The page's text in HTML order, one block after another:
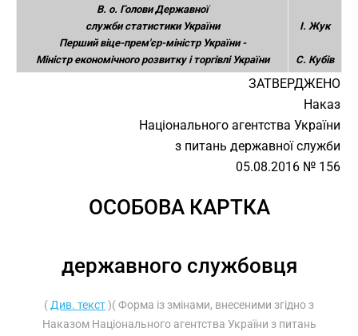
В. о. Голови Державної
служби статистики України
Перший віце-прем'єр-міністр України -
Міністр економічного розвитку і торгівлі України
І. Жук
С. Кубів
ЗАТВЕРДЖЕНО
Наказ
Національного агентства України
з питань державної служби
05.08.2016 № 156
ОСОБОВА КАРТКА
державного службовця
( Див. текст)( Форма із змінами, внесеними згідно з
Наказом Національного агентства України з питань